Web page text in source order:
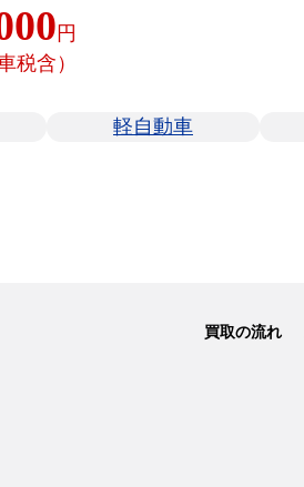
円
税含）
軽自動車
買取の流れ